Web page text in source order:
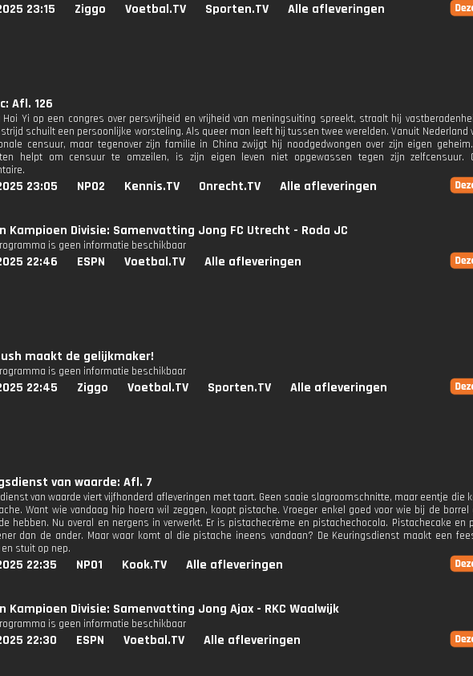
23:15 Ziggo Voetbal.TV Sporten.TV Alle afleveringen
Afl. 126
Hoi Yi op een congres over persvrijheid en vrijheid van meningsuiting spreekt, straalt hij
schuilt een persoonlijke worsteling. Als queer man leeft hij tussen twee werelden. Vanuit Nederland
censuur, maar tegenover zijn familie in China zwijgt hij noodgedwongen over zijn eigen
helpt om censuur te omzeilen, is zijn eigen leven niet opgewassen tegen zijn zelfcensuur.
23:05 NPO2 Kennis.TV Onrecht.TV Alle afleveringen
Kampioen Divisie: Samenvatting Jong FC Utrecht - Roda JC
is geen informatie beschikbaar
22:46 ESPN Voetbal.TV Alle afleveringen
maakt de gelijkmaker!
is geen informatie beschikbaar
22:45 Ziggo Voetbal.TV Sporten.TV Alle afleveringen
van waarde: Afl. 7
van waarde viert vijfhonderd afleveringen met taart. Geen saaie slagroomschnitte, maar eentje die
Want wie vandaag hip hoera wil zeggen, koopt pistache. Vroeger enkel goed voor wie bij de
hebben. Nu overal en nergens in verwerkt. Er is pistachecrème en pistachechocola. Pistachecake en
dan de ander. Maar waar komt al die pistache ineens vandaan? De Keuringsdienst maakt een
stuit op nep.
22:35 NPO1 Kook.TV Alle afleveringen
Kampioen Divisie: Samenvatting Jong Ajax - RKC Waalwijk
is geen informatie beschikbaar
22:30 ESPN Voetbal.TV Alle afleveringen